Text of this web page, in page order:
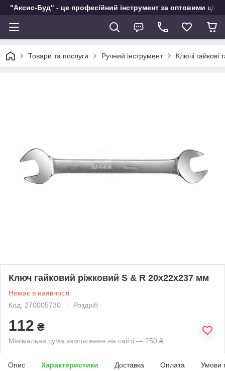
"Аксис-Буд" - це професійний інструмент за оптовими
Товари та послуги Ручний інструмент Ключі гайкові
Ключ гайковий ріжковий S & R 20х22х237 мм
Немає в наявності
Код: 270005730
Роздріб
112 ₴
Мінімальна сума замовлення на сайті — 250 ₴
Опис Характеристики Доставка Оплата Умови